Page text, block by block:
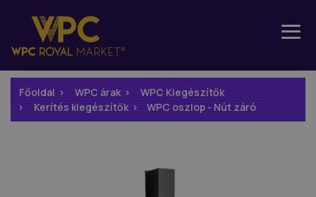
Főoldal WPC árak
WPC Kiegészítők
Kerítés kiegészítők
WPC oszlop - Nút záró